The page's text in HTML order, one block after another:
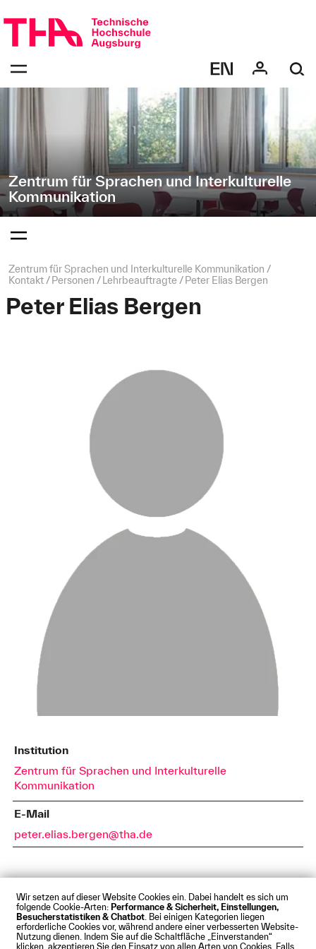
Wir setzen auf dieser Website Cookies ein. Dabei handelt es sich um
folgende Cookie-Arten: Performance & Sicherheit, Einstellungen,
Besucherstatistiken & Chatbot . Bei einigen Kategorien liegen
erforderliche Cookies vor, während andere einer verbesserten Website-
Nutzung dienen. Indem Sie auf die Schaltfläche „Einverstanden“
klicken, akzeptieren Sie den Einsatz von allen Arten von Cookies. Falls
überspringen
zur
Navigation
"Zentrum
für
Interkulturelle
Kommunikation"
Zentrum für Sprachen und Interkulturelle
Kommunikation
bestätigen
Öffnen
bestätigen
des
Menüs
Seitenpfad:
Zentrum für Sprachen und Interkulturelle Kommunikation
Kontakt
Personen Lehrbeauftragte Peter Elias Bergen
Peter Elias Bergen
Institution
Zentrum für Sprachen und Interkulturelle
Kommunikation
E-Mail
peter.elias.bergen@tha.de
Impressum Datenschutz Cookies
Barrierefreiheit
Kontakt Presse Anfahrt Intranet Webmail